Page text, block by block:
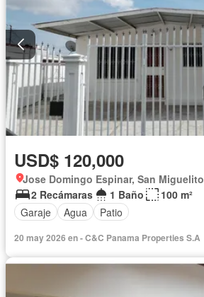
USD$ 120,000
Jose Domingo Espinar, San Miguelito
2 Recámaras
1 Baño
100 m²
Garaje
Agua Patio
20 may 2026 en - C&C Panama Properties S.A